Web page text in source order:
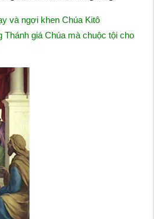
và ngợi khen Chúa Kitô
Thánh giá Chúa mà chuộc tội cho